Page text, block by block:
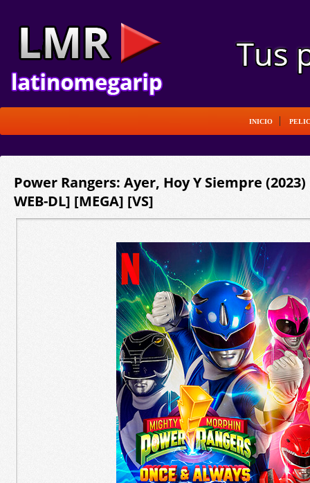
INICIO
Power Rangers: Ayer, Hoy Y Siempre
WEB-DL] [MEGA] [VS]